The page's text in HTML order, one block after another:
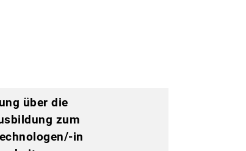
über die
zum
in